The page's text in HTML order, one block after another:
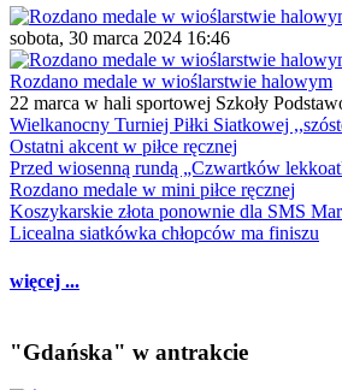
sobota, 30 marca 2024 16:46
Rozdano medale w wioślarstwie halowym
22 marca w hali sportowej Szkoły
Wielkanocny Turniej Piłki Siatkowej
Ostatni akcent w piłce ręcznej
Przed wiosenną rundą „Czwartków
Rozdano medale w mini piłce ręcznej
Koszykarskie złota ponownie dla SMS
Licealna siatkówka chłopców ma finiszu
więcej ...
"Gdańska" w antrakcie